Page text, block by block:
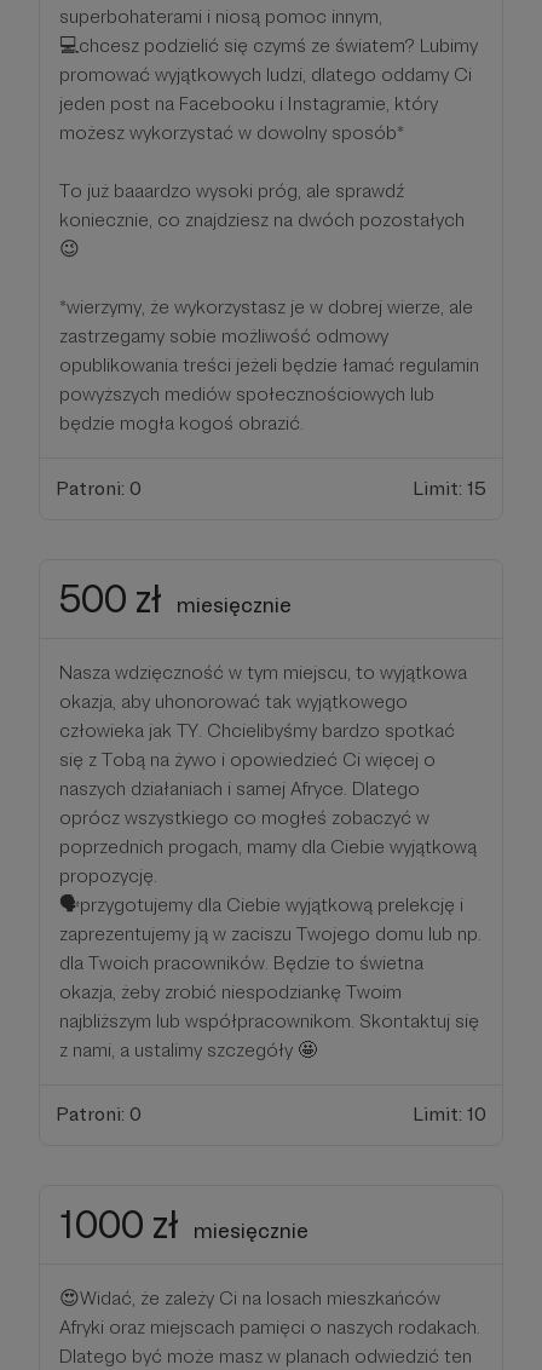
superbohaterami i niosą pomoc innym,
💻chcesz podzielić się czymś ze światem? Lubimy
promować wyjątkowych ludzi, dlatego oddamy Ci
jeden post na Facebooku i Instagramie, który
możesz wykorzystać w dowolny sposób*
To już baaardzo wysoki próg, ale sprawdź
koniecznie, co znajdziesz na dwóch pozostałych
😉
*wierzymy, że wykorzystasz je w dobrej wierze, ale
zastrzegamy sobie możliwość odmowy
opublikowania treści jeżeli będzie łamać regulamin
powyższych mediów społecznościowych lub
będzie mogła kogoś obrazić.
Patroni: 0 Limit: 15
500 zł miesięcznie
Nasza wdzięczność w tym miejscu, to wyjątkowa
okazja, aby uhonorować tak wyjątkowego
człowieka jak TY. Chcielibyśmy bardzo spotkać
się z Tobą na żywo i opowiedzieć Ci więcej o
naszych działaniach i samej Afryce. Dlatego
oprócz wszystkiego co mogłeś zobaczyć w
poprzednich progach, mamy dla Ciebie wyjątkową
propozycję.
🗣przygotujemy dla Ciebie wyjątkową prelekcję i
zaprezentujemy ją w zaciszu Twojego domu lub np.
dla Twoich pracowników. Będzie to świetna
okazja, żeby zrobić niespodziankę Twoim
najbliższym lub współpracownikom. Skontaktuj się
z nami, a ustalimy szczegóły 🤩
Patroni: 0 Limit: 10
1000 zł miesięcznie
😍Widać, że zależy Ci na losach mieszkańców
Afryki oraz miejscach pamięci o naszych rodakach.
Dlatego być może masz w planach odwiedzić ten